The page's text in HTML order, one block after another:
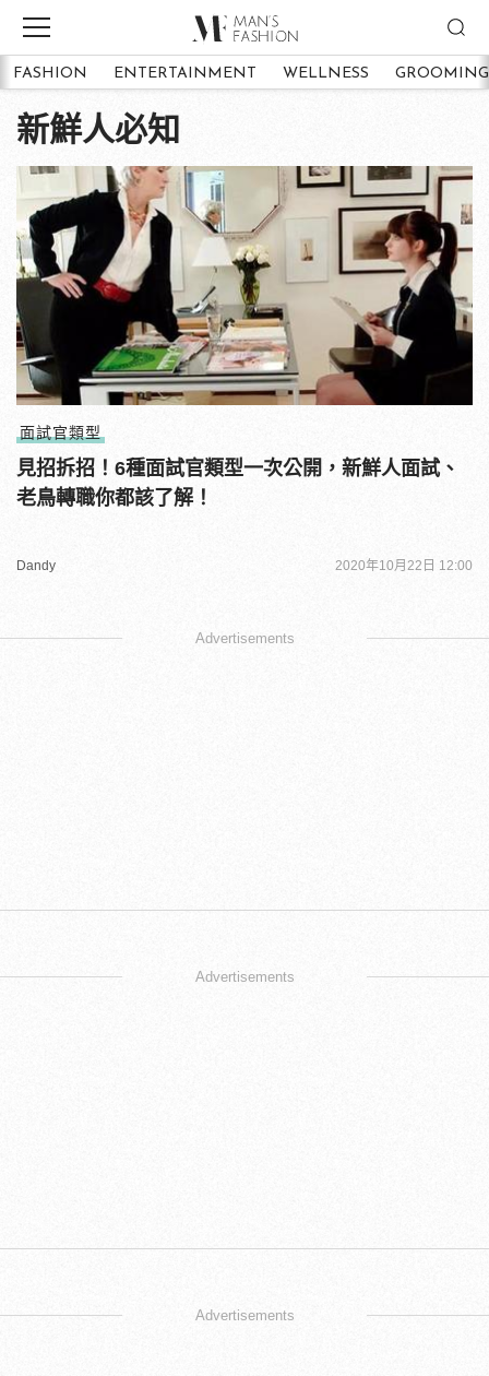
FASHION ENTERTAINMENT WELLNESS GROOMING
新鮮人必知
面試官類型
見招拆招！6種面試官類型一次公開，新鮮人面試、
老鳥轉職你都該了解！
Dandy 2020年10月22日 12:00
Advertisements
Advertisements
Advertisements